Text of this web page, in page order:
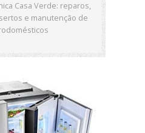
Casa Verde: reparos,
e manutenção de